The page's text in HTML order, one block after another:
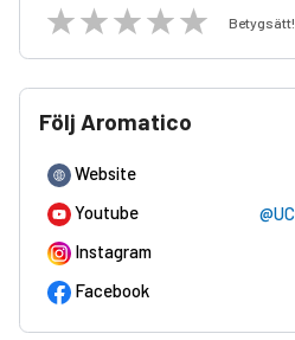
Betygsätt!
Följ Aromatico
Website
Youtube
Instagram
Facebook